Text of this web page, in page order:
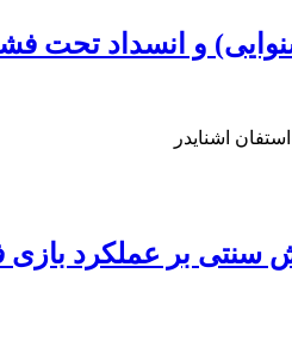
و انسداد تحت
اشنایدر
سنتی بر عملکرد